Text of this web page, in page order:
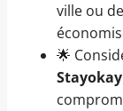
ville ou
🌟
Stayokay